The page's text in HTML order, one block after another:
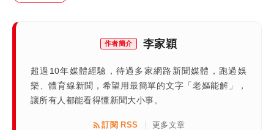
作者簡介 李家穎
超過10年媒體經驗，待過多家網路新聞媒體，跑過娛
樂、體育線新聞，希望用最簡單的文字「老嫗能解」，
讓所有人都能看得懂新聞大小事。
訂閱 RSS 更多文章